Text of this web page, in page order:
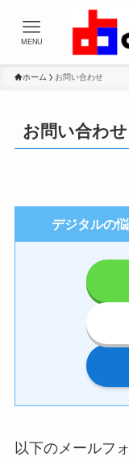
MENU
ホーム お問い合わせ
お問い合わせ
デジタルの
以下のメールフ